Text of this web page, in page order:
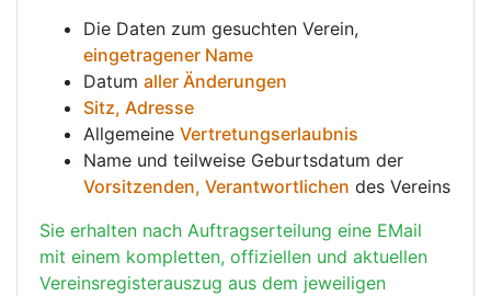
Die Daten zum gesuchten Verein,
eingetragener Name
Datum aller Änderungen
Sitz, Adresse
Allgemeine Vertretungserlaubnis
Name und teilweise Geburtsdatum der
Vorsitzenden, Verantwortlichen des Vereins
Sie erhalten nach Auftragserteilung eine EMail
mit einem kompletten, offiziellen und aktuellen
Vereinsregisterauszug aus dem jeweiligen